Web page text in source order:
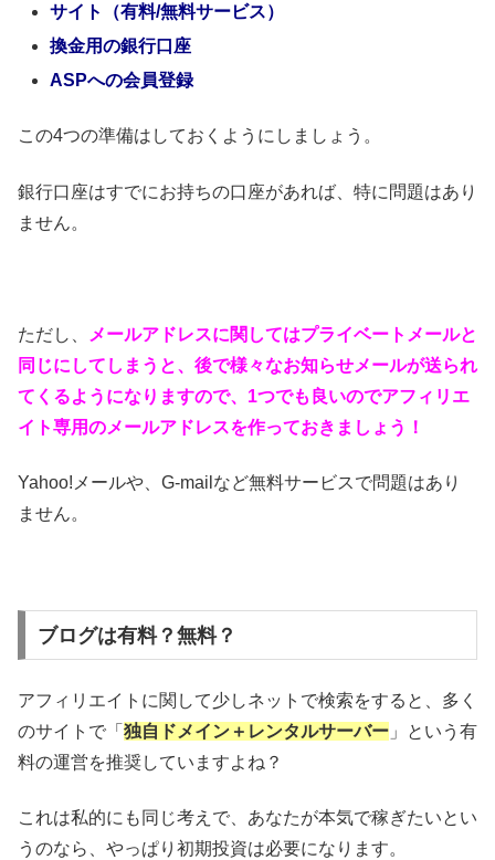
サイト（有料/無料サービス）
換金用の銀行口座
ASPへの会員登録
この4つの準備はしておくようにしましょう。
銀行口座はすでにお持ちの口座があれば、特に問題はあり
ません。
ただし、
メールアドレスに関してはプライベートメールと
同じにしてしまうと、後で様々なお知らせメールが送られ
てくるようになりますので、1つでも良いのでアフィリエ
イト専用のメールアドレスを作っておきましょう！
Yahoo!メールや、G-mailなど無料サービスで問題はあり
ません。
ブログは有料？無料？
アフィリエイトに関して少しネットで検索をすると、多く
のサイトで「 独自ドメイン＋レンタルサーバー 」という有
料の運営を推奨していますよね？
これは私的にも同じ考えで、あなたが本気で稼ぎたいとい
うのなら、やっぱり初期投資は必要になります。